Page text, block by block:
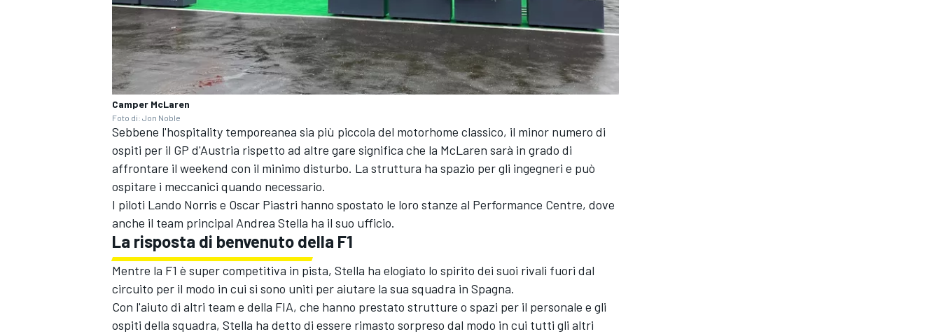
ENDURANCE/GT
Camper McLaren
Foto di: Jon Noble
Sebbene l'hospitality temporeanea sia più piccola del motorhome classico, il minor numero di
ospiti per il GP d'Austria rispetto ad altre gare significa che la McLaren sarà in grado di
affrontare il weekend con il minimo disturbo. La struttura ha spazio per gli ingegneri e può
ospitare i meccanici quando necessario.
I piloti Lando Norris e Oscar Piastri hanno spostato le loro stanze al Performance Centre, dove
anche il team principal Andrea Stella ha il suo ufficio.
La risposta di benvenuto della F1
Mentre la F1 è super competitiva in pista, Stella ha elogiato lo spirito dei suoi rivali fuori dal
circuito per il modo in cui si sono uniti per aiutare la sua squadra in Spagna.
Con l'aiuto di altri team e della FIA, che hanno prestato strutture o spazi per il personale e gli
ospiti della squadra, Stella ha detto di essere rimasto sorpreso dal modo in cui tutti gli altri